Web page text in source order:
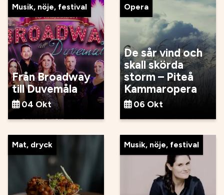
Musik, nöje, festival
Från Broadway
till Duvemåla
04 Okt
Opera
De sår vind och
skall skörda
storm – Piteå
Kammaropera
06 Okt
Mat, dryck Musik, nöje, festival